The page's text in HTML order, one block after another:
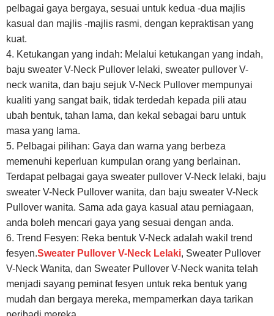
pelbagai gaya bergaya, sesuai untuk kedua -dua majlis
kasual dan majlis -majlis rasmi, dengan kepraktisan yang
kuat.
4. Ketukangan yang indah: Melalui ketukangan yang indah,
baju sweater V-Neck Pullover lelaki, sweater pullover V-
neck wanita, dan baju sejuk V-Neck Pullover mempunyai
kualiti yang sangat baik, tidak terdedah kepada pili atau
ubah bentuk, tahan lama, dan kekal sebagai baru untuk
masa yang lama.
5. Pelbagai pilihan: Gaya dan warna yang berbeza
memenuhi keperluan kumpulan orang yang berlainan.
Terdapat pelbagai gaya sweater pullover V-Neck lelaki, baju
sweater V-Neck Pullover wanita, dan baju sweater V-Neck
Pullover wanita. Sama ada gaya kasual atau perniagaan,
anda boleh mencari gaya yang sesuai dengan anda.
6. Trend Fesyen: Reka bentuk V-Neck adalah wakil trend
fesyen.Sweater Pullover V-Neck Lelaki, Sweater Pullover
V-Neck Wanita, dan Sweater Pullover V-Neck wanita telah
menjadi sayang peminat fesyen untuk reka bentuk yang
mudah dan bergaya mereka, mempamerkan daya tarikan